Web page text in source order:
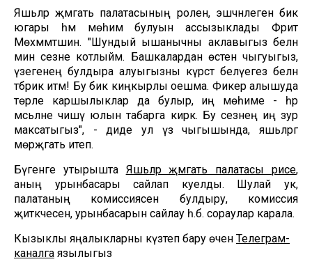
Яшьләр җәмәгать палатасының ролен, эшчәнлеген бик
югары һәм мөһим булуын ассызыклады Фәрит
Мөхәммәтшин. "Шундый ышанычны аклавыгыз белән
мин сезне котлыйм. Башкалардан өстен чыгуыгыз,
үзегенең булдыра алуыгызны күрсәтә белүегез белән
тәбрик итәм! Бу бик киңкырлы оешма. Фикер алышуда
төрле каршылыклар да булыр, иң мөһиме - һәр
мәсьәләне чишү юлын табарга кирәк. Бу сезнең иң зур
максатыгыз", - диде ул үз чыгышында, яшьләргә
мөрәҗәгать итеп.
Бүгенге утырышта Яшьләр җәмәгать палатасы рәисе,
аның урынбасары сайлап куелды. Шулай ук,
палатаның комиссиясен булдыру, комиссия
җитәкчесен, урынбасарын сайлау һ.б. сораулар карала.
Кызыклы яңалыкларны күзәтеп бару өчен Телеграм-
каналга язылыгыз